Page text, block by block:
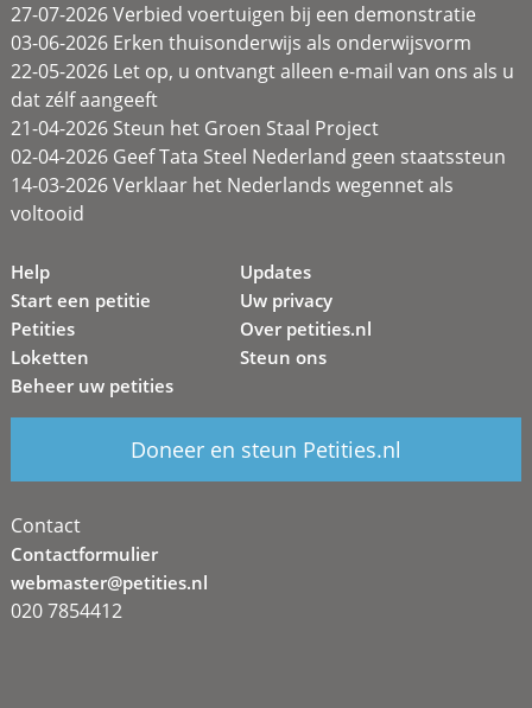
27-07-2026 Verbied voertuigen bij een demonstratie
03-06-2026 Erken thuisonderwijs als onderwijsvorm
22-05-2026 Let op, u ontvangt alleen e-mail van ons als u
dat zélf aangeeft
21-04-2026 Steun het Groen Staal Project
02-04-2026 Geef Tata Steel Nederland geen staatssteun
14-03-2026 Verklaar het Nederlands wegennet als
voltooid
Help
Start een petitie
Petities
Loketten
Beheer uw petities
Updates
Uw privacy
Over petities.nl
Steun ons
Doneer en steun Petities.nl
Contact
Contactformulier
webmaster@petities.nl
020 7854412